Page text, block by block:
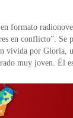
formato
en conflicto”. Se
vivida por Gloria,
muy joven. Él